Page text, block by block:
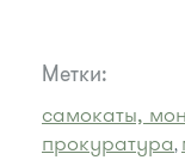
Метки:
самокаты,
прокуратура,